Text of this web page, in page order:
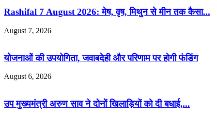
Rashifal 7 August 2026: मेष, वृष, मिथुन से मीन तक कैसा...
August 7, 2026
योजनाओं की उपयोगिता, जवाबदेही और परिणाम पर होगी फंडिंग
August 6, 2026
उप मुख्यमंत्री अरुण साव ने दोनों खिलाड़ियों को दी बधाई,...